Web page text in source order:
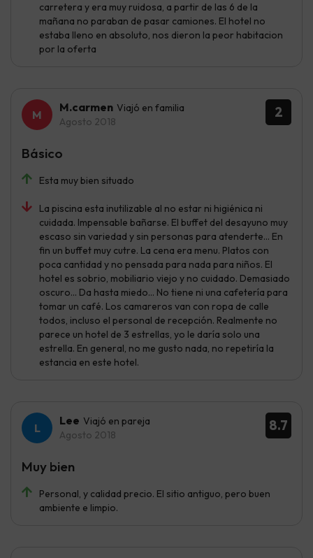
carretera y era muy ruidosa, a partir de las 6 de la
mañana no paraban de pasar camiones. El hotel no
estaba lleno en absoluto, nos dieron la peor habitacion
por la oferta
2
M.carmen Viajó en familia
Agosto 2018
Esta muy bien situado
La piscina esta inutilizable al no estar ni higiénica ni
cuidada. Impensable bañarse. El buffet del desayuno muy
escaso sin variedad y sin personas para atenderte... En
fin un buffet muy cutre. La cena era menu. Platos con
poca cantidad y no pensada para nada para niños. El
hotel es sobrio, mobiliario viejo y no cuidado. Demasiado
oscuro... Da hasta miedo... No tiene ni una cafetería para
tomar un café. Los camareros van con ropa de calle
todos, incluso el personal de recepción. Realmente no
parece un hotel de 3 estrellas, yo le daría solo una
estrella. En general, no me gusto nada, no repetiría la
estancia en este hotel.
Básico
8.7
Lee Viajó en pareja
Agosto 2018
Personal, y calidad precio. El sitio antiguo, pero buen
ambiente e limpio.
Muy bien